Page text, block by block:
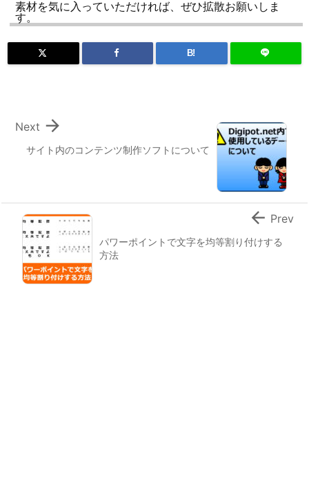
素材を気に入っていただければ、ぜひ拡散お願いしま
す。
B!
サイト内のコンテンツ制作ソフトについて

Next
パワーポイントで文字を均等割り付けする
方法
 Prev